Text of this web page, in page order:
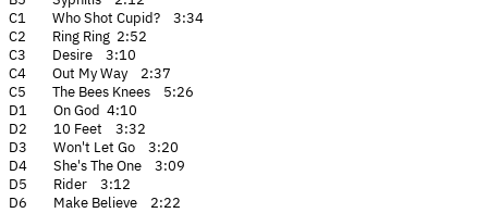
C1 Who Shot Cupid? 3:34
C2 Ring Ring 2:52
C3 Desire 3:10
C4 Out My Way 2:37
C5 The Bees Knees 5:26
D1 On God 4:10
D2 10 Feet 3:32
D3 Won't Let Go 3:20
D4 She's The One 3:09
D5 Rider 3:12
D6 Make Believe 2:22